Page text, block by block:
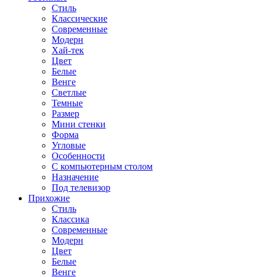
Стиль
Классические
Современные
Модерн
Хай-тек
Цвет
Белые
Венге
Светлые
Темные
Размер
Мини стенки
Форма
Угловые
Особенности
С компьютерным столом
Назначение
Под телевизор
Прихожие
Стиль
Классика
Современные
Модерн
Цвет
Белые
Венге